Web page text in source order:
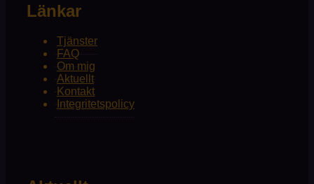
Länkar
Tjänster
FAQ
Om mig
Aktuellt
Kontakt
Integritetspolicy